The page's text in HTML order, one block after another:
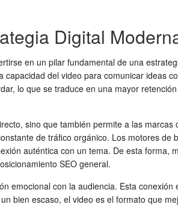
Digital
en un pilar fundamental de una
del video para comunicar ideas
lo que se traduce en una mayor
sino que también permite a las
de tráfico orgánico. Los motores
auténtica con un tema. De esta forma,
SEO general.
emocional con la audiencia. Esta
bien escaso, el video es el formato que